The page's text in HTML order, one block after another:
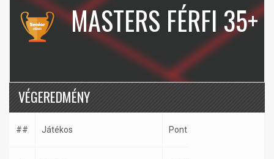
MASTERS FÉRFI 35+
VÉGEREDMÉNY
## Játékos Pont